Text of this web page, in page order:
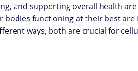
and supporting overall health
functioning at their best are
ways, both are crucial for